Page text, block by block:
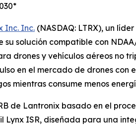
Inc. Inc. (NASDAQ: LTRX), un
solución compatible con
drones y vehículos aéreos no
en el mercado de drones con
mientras consume menos
de Lantronix basado en el
ISR, diseñada para una